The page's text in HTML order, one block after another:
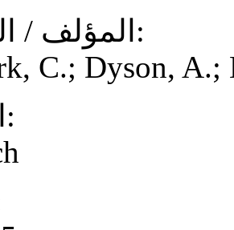
المؤلف / المؤلفة:
C.; Dyson,
الطراز: